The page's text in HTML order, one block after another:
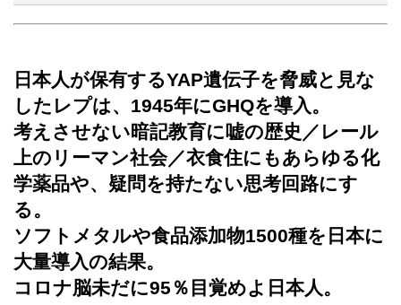
日本人が保有するYAP遺伝子を脅威と見な
したレプは、1945年にGHQを導入。
考えさせない暗記教育に嘘の歴史／レール
上のリーマン社会／衣食住にもあらゆる化
学薬品や、疑問を持たない思考回路にす
る。
ソフトメタルや食品添加物1500種を日本に
大量導入の結果。
コロナ脳未だに95％目覚めよ日本人。